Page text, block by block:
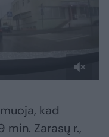
kad
min. Zarasų r.,